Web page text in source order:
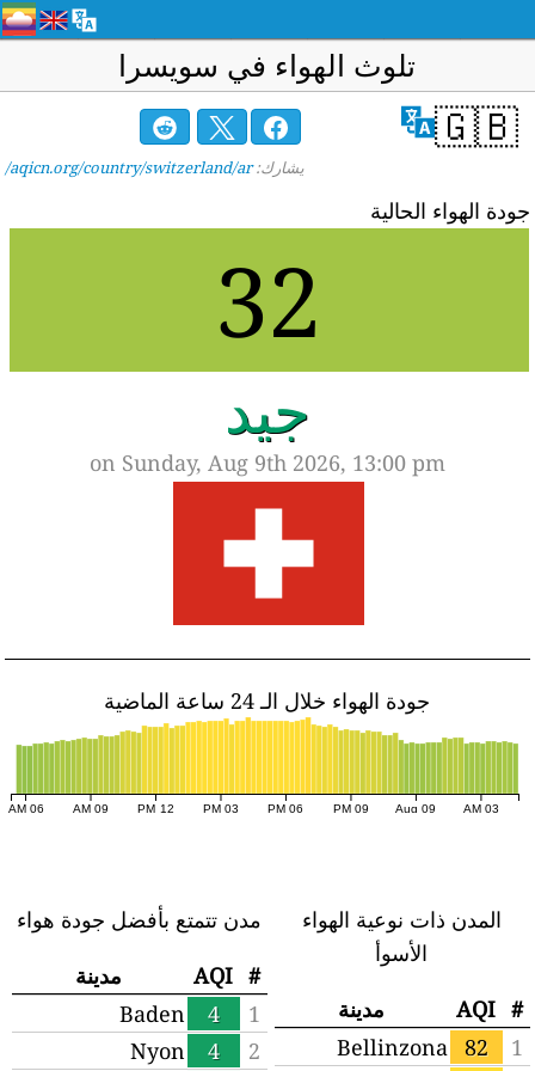
تلوث الهواء في سويسرا
🇬🇧
يشارك:aqicn.org/country/switzerland/ar/
جودة الهواء الحالية
32
جيد
on Sunday, Aug 9th 2026, 13:00 pm
جودة الهواء خلال الـ 24 ساعة الماضية
06 AM 09 AM 12 PM 03 PM 06 PM 09 PM Aug 09 03 AM
المدن ذات نوعية الهواء
الأسوأ
#
AQI
مدينة
1
82
Bellinzona
مدن تتمتع بأفضل جودة هواء
#
AQI
مدينة
1
4
Baden
2
4
Nyon